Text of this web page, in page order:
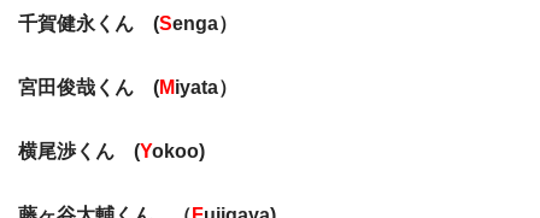
千賀健永くん (Senga）
宮田俊哉くん (Miyata）
横尾渉くん (Yokoo)